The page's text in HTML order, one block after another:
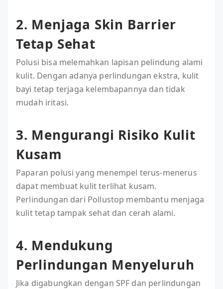
2. Menjaga Skin Barrier
Tetap Sehat
Polusi bisa melemahkan lapisan pelindung alami
kulit. Dengan adanya perlindungan ekstra, kulit
bayi tetap terjaga kelembapannya dan tidak
mudah iritasi.
3. Mengurangi Risiko Kulit
Kusam
Paparan polusi yang menempel terus-menerus
dapat membuat kulit terlihat kusam.
Perlindungan dari Pollustop membantu menjaga
kulit tetap tampak sehat dan cerah alami.
4. Mendukung
Perlindungan Menyeluruh
Jika digabungkan dengan SPF dan perlindungan